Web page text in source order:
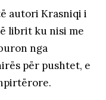
autori Krasniqi i
librit ku nisi me
nga
për pushtet, e